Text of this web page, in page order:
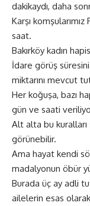
dakikaydı, daha
Karşı
saat.
Bakırköy kadın
İdare görüş
miktarını mevcut
Her koğuşa, bazı
gün ve saati
Alt alta bu kuralları
görünebilir.
Ama hayat kendi
madalyonun öbür
Burada üç ay adli
ailelerin esas